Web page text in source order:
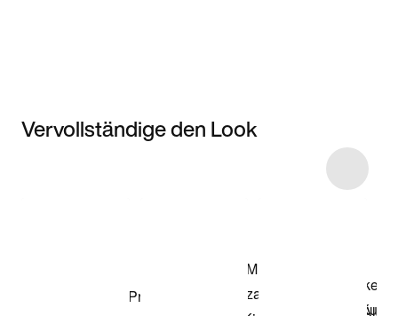
Vervollständige den Look